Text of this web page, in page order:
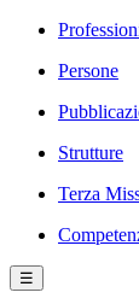
Persone
Strutture
Terza
☰